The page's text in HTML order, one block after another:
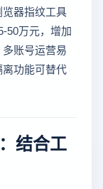
器指纹工具
50万元，增加
账号运营易
功能可替代
结合工